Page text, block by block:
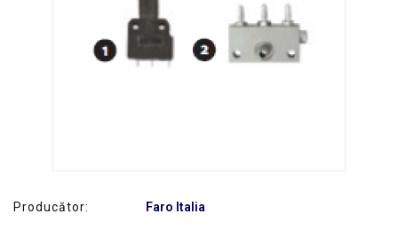
Producător: Faro Italia